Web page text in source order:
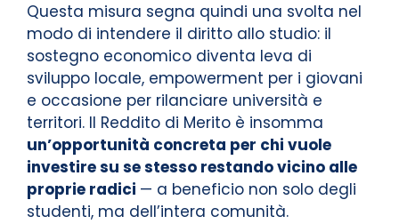
Questa misura segna quindi una svolta nel
modo di intendere il diritto allo studio: il
sostegno economico diventa leva di
sviluppo locale, empowerment per i giovani
e occasione per rilanciare università e
territori. Il Reddito di Merito è insomma
un’opportunità concreta per chi vuole
investire su se stesso restando vicino alle
proprie radici — a beneficio non solo degli
studenti, ma dell’intera comunità.